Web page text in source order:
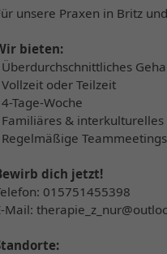
unsere Praxen in Britz
bieten:
Überdurchschnittliches
Vollzeit oder Teilzeit
4-Tage-Woche
Familiäres & interkulturelles
Regelmäßige Teammeetings
dich jetzt!
015751455398
Mail: